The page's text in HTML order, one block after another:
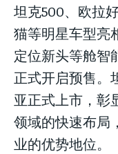
坦克500、欧拉
猫等明星车型亮
定位新头等舱
正式开启预售。
亚正式上市，彰
领域的快速布局
业的优势地位。